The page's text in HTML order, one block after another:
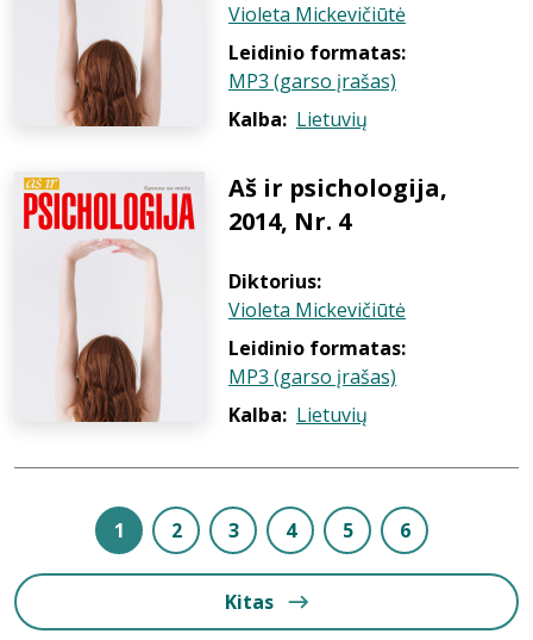
Violeta Mickevičiūtė
Leidinio formatas:
MP3 (garso įrašas)
Kalba: Lietuvių
Aš ir psichologija,
2014, Nr. 4
Diktorius:
Violeta Mickevičiūtė
Leidinio formatas:
MP3 (garso įrašas)
Kalba: Lietuvių
1 2 3 4 5 6
Kitas